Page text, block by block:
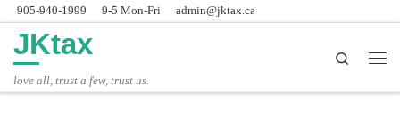
Skip to content
905-940-1999 9-5 Mon-Fri admin@jktax.ca
JKtax
love all, trust a few, trust us.
Search